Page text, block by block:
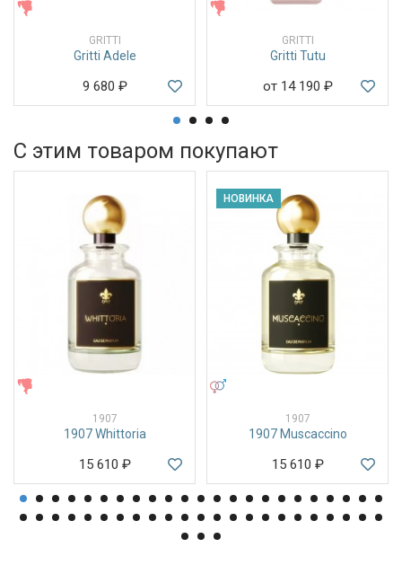
GRITTI
Gritti Adele
9 680 ₽
ЖЕНСКИЕ
GRITTI
Gritti Tutu
от 14 190 ₽
С этим товаром покупают
1907
1907 Whittoria
15 610 ₽
НОВИНКА
1907
1907 Muscaccino
15 610 ₽